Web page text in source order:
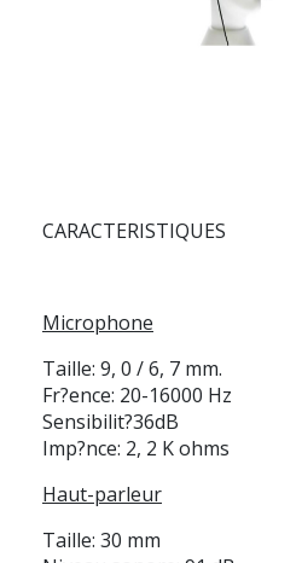
CARACTERISTIQUES
Microphone
Taille: 9, 0 / 6, 7 mm.
Fr?ence: 20-16000 Hz
Sensibilit?36dB
Imp?nce: 2, 2 K ohms
Haut-parleur
Taille: 30 mm